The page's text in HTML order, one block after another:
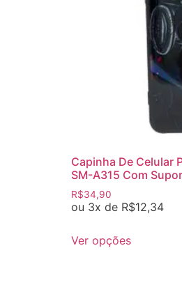
Capinha De Celular
SM-A315 Com
R$34,90
ou 3x de R$12,34
Ver opções